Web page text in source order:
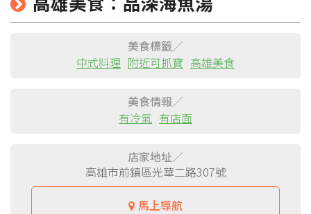
美食標籤／
中式料理 附近可抓寶 高雄美食
美食情報／
有冷氣 有店面
店家地址／
高雄市前鎮區光華二路307號
馬上導航